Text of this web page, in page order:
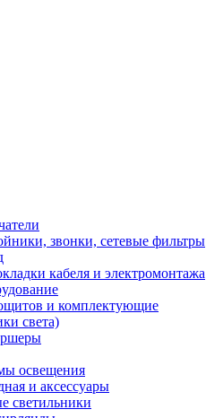
звонки, сетевые фильтры
кабеля и электромонтажа
и комплектующие
света)
освещения
и аксессуары
светильники